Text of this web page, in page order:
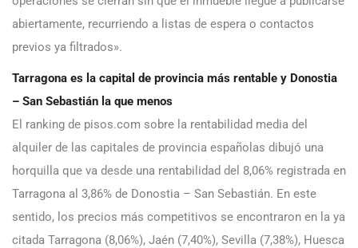
abiertamente, recurriendo a listas de espera o contactos
previos ya filtrados».
Tarragona es la capital de provincia más rentable y Donostia
– San Sebastián la que menos
El ranking de pisos.com sobre la rentabilidad media del
alquiler de las capitales de provincia españolas dibujó una
horquilla que va desde una rentabilidad del 8,06% registrada en
Tarragona al 3,86% de Donostia – San Sebastián. En este
sentido, los precios más competitivos se encontraron en la ya
citada Tarragona (8,06%), Jaén (7,40%), Sevilla (7,38%), Huesca